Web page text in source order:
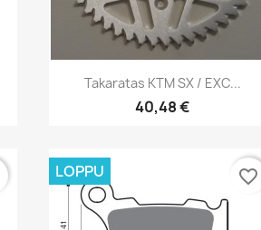
Pikakatselu
Takaratas KTM SX / EXC...
40,48 €
LOPPU favorite_border